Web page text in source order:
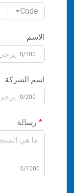
Code
الاسم
0/100
اسم الشركة
0/200
رسالة
0/1000